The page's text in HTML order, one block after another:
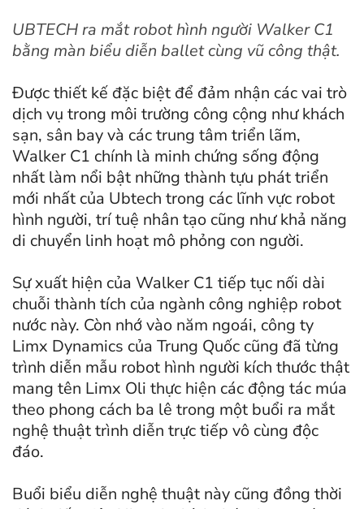
UBTECH ra mắt robot hình người Walker C1
bằng màn biểu diễn ballet cùng vũ công thật.
Được thiết kế đặc biệt để đảm nhận các vai trò
dịch vụ trong môi trường công cộng như khách
sạn, sân bay và các trung tâm triển lãm,
Walker C1 chính là minh chứng sống động
nhất làm nổi bật những thành tựu phát triển
mới nhất của Ubtech trong các lĩnh vực robot
hình người, trí tuệ nhân tạo cũng như khả năng
di chuyển linh hoạt mô phỏng con người.
Sự xuất hiện của Walker C1 tiếp tục nối dài
chuỗi thành tích của ngành công nghiệp robot
nước này. Còn nhớ vào năm ngoái, công ty
Limx Dynamics của Trung Quốc cũng đã từng
trình diễn mẫu robot hình người kích thước thật
mang tên Limx Oli thực hiện các động tác múa
theo phong cách ba lê trong một buổi ra mắt
nghệ thuật trình diễn trực tiếp vô cùng độc
đáo.
Buổi biểu diễn nghệ thuật này cũng đồng thời